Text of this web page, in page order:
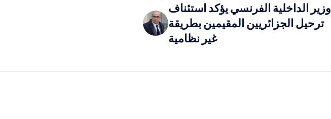
وزير الداخلية الفرنسي يؤكد استئناف
ترحيل الجزائريين المقيمين بطريقة
غير نظامية